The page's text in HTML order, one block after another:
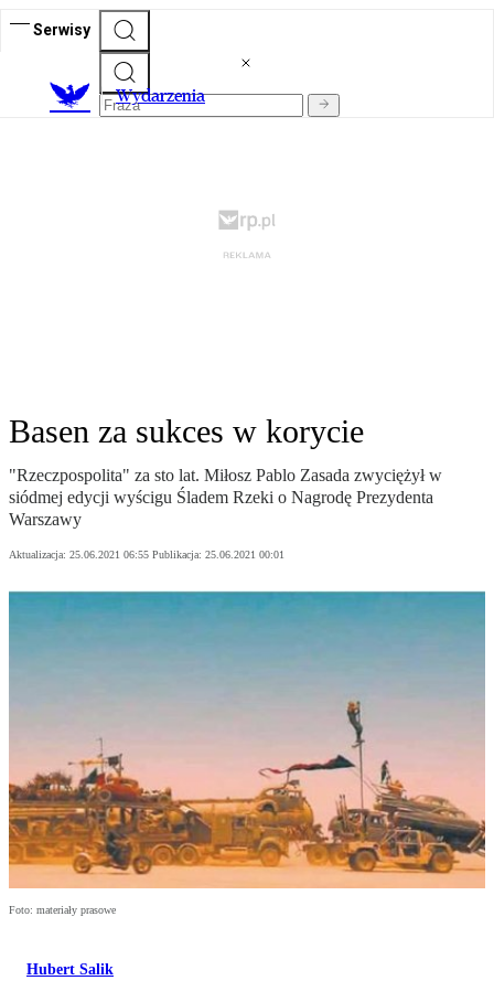
Serwisy
Wydarzenia
Basen za sukces w korycie
"Rzeczpospolita" za sto lat. Miłosz Pablo Zasada zwyciężył w
siódmej edycji wyścigu Śladem Rzeki o Nagrodę Prezydenta
Warszawy
Aktualizacja: 25.06.2021 06:55 Publikacja: 25.06.2021 00:01
Foto: materiały prasowe
Hubert Salik